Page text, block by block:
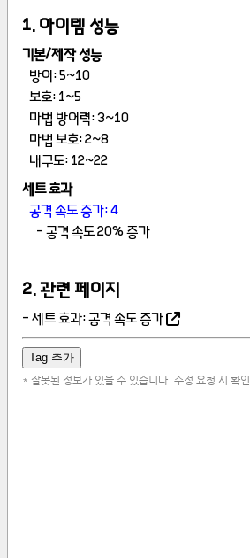
1. 아이템 성능
기본/제작 성능
방어 :5~10
보호: 1~5
마법 방어력:3~10
마법 보호:2~8
내구도: 12~22
세트 효과
공격 속도 증가:4
- 공격 속도 20% 증가
2.관련 페이지
- 세트 효과: 공격 속도 증가
Tag 추가
* 잘못된 정보가 있을 수 있습니다. 수정 요청 시 확